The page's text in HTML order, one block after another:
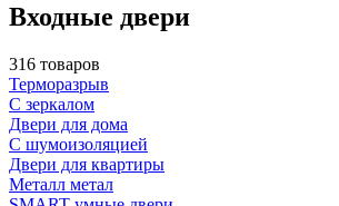
Входные двери
316 товаров
Терморазрыв
С зеркалом
Двери для дома
С шумоизоляцией
Двери для квартиры
Металл метал